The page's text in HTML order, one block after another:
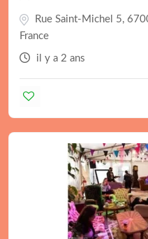
Rue Saint-Michel 5,
France
il y a 2 ans